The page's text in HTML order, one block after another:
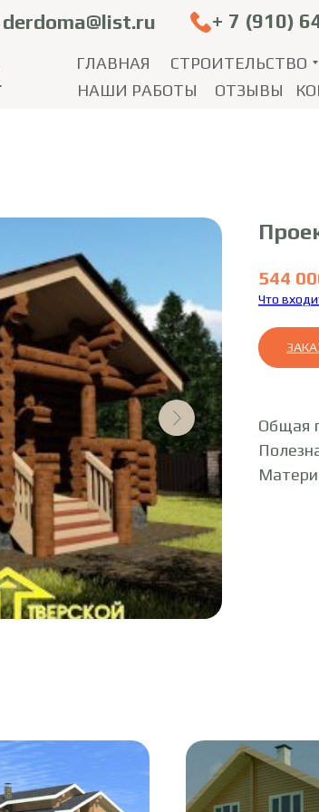
ГЛАВНАЯ СТРОИТЕЛЬСТВО
НАШИ РАБОТЫ
ОТЗЫВЫ
+ 7 (910)
derdoma@list.ru
544
Что
Общая